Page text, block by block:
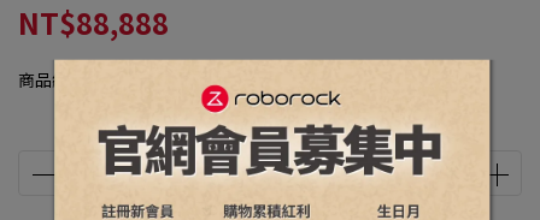
NT$88,888
商品編號: